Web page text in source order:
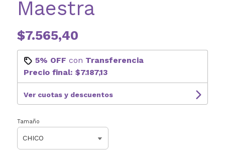
Maestra
$7.565,40
5% OFF con Transferencia
Precio final: $7.187,13
Ver cuotas y descuentos
Tamaño